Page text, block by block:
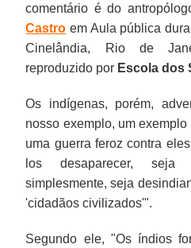
comentário é do
Castro em Aula pública
Cinelândia, Rio de
reproduzido por Escola dos
Os indígenas, porém,
nosso exemplo, um
uma guerra feroz contra
los desaparecer,
simplesmente, seja
'cidadãos civilizados'".
Segundo ele, "Os índios